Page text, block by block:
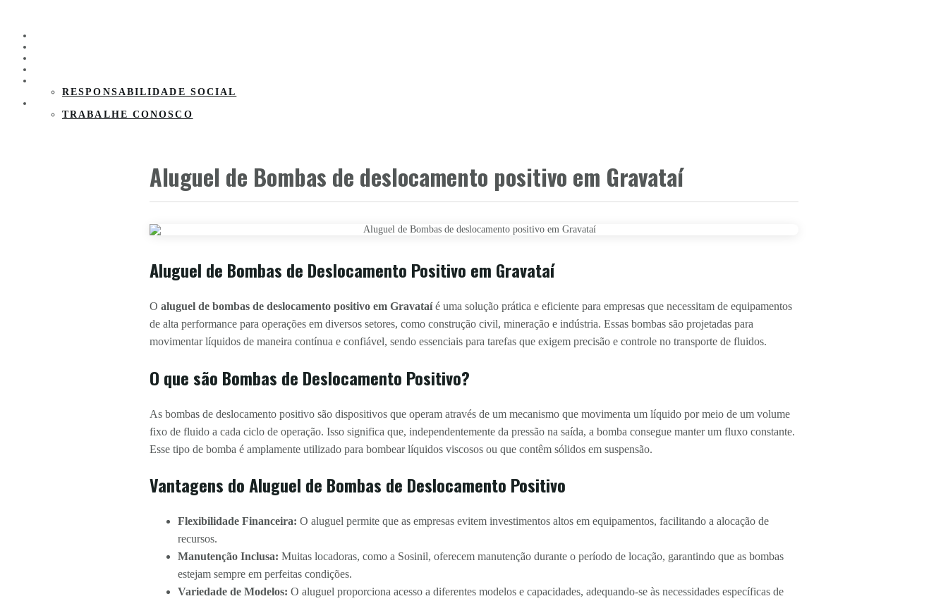
RESPONSABILIDADE SOCIAL
TRABALHE CONOSCO
Aluguel de Bombas de deslocamento positivo em Gravataí
Aluguel de Bombas de Deslocamento Positivo em Gravataí
O aluguel de bombas de deslocamento positivo em Gravataíé uma solução prática e eficiente para empresas que necessitam de equipamentos
de alta performance para operações em diversos setores, como construção civil, mineração e indústria. Essas bombas são projetadas para
movimentar líquidos de maneira contínua e confiável, sendo essenciais para tarefas que exigem precisão e controle no transporte de fluidos.
O que são Bombas de Deslocamento Positivo?
As bombas de deslocamento positivo são dispositivos que operam através de um mecanismo que movimenta um líquido por meio de um volume
fixo de fluido a cada ciclo de operação. Isso significa que, independentemente da pressão na saída, a bomba consegue manter um fluxo constante.
Esse tipo de bomba é amplamente utilizado para bombear líquidos viscosos ou que contêm sólidos em suspensão.
Vantagens do Aluguel de Bombas de Deslocamento Positivo
Flexibilidade Financeira: O aluguel permite que as empresas evitem investimentos altos em equipamentos, facilitando a alocação de
recursos.
Manutenção Inclusa: Muitas locadoras, como a Sosinil, oferecem manutenção durante o período de locação, garantindo que as bombas
estejam sempre em perfeitas condições.
Variedade de Modelos: O aluguel proporciona acesso a diferentes modelos e capacidades, adequando-se às necessidades específicas de